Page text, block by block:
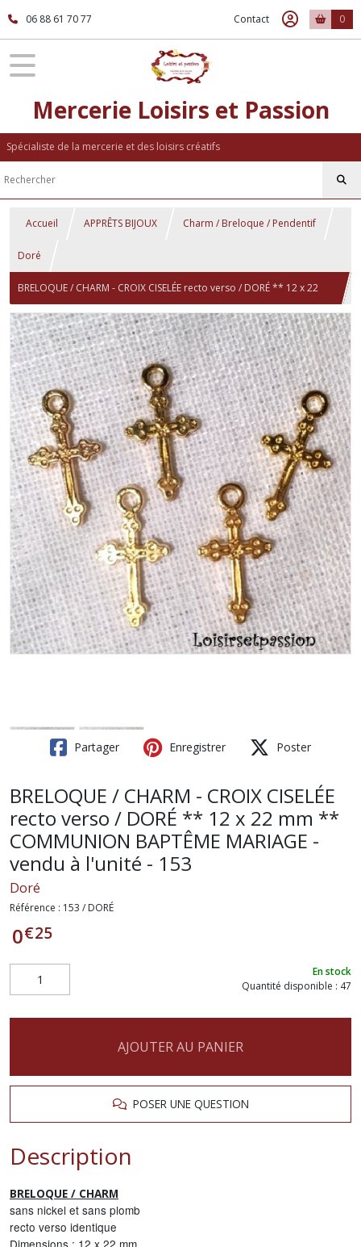
06 88 61 70 77 Contact 0
Mercerie Loisirs et Passion
Spécialiste de la mercerie et des loisirs créatifs
Accueil APPRÊTS BIJOUX Charm / Breloque / Pendentif
Doré
BRELOQUE / CHARM - CROIX CISELÉE recto verso / DORÉ ** 12 x 22
mm ** COMMUNION BAPTÊME MARIAGE - vendu à l'unité - 153
Partager Enregistrer Poster
BRELOQUE / CHARM - CROIX CISELÉE
recto verso / DORÉ ** 12 x 22 mm **
COMMUNION BAPTÊME MARIAGE -
vendu à l'unité - 153
Doré
Référence : 153 / DORÉ
0€25
En stock
Quantité disponible : 47
AJOUTER AU PANIER
POSER UNE QUESTION
Description
BRELOQUE / CHARM
sans nickel et sans plomb
recto verso identique
Dimensions : 12 x 22 mm